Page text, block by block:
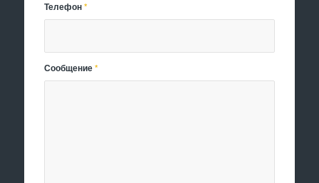
Телефон*
Сообщение*